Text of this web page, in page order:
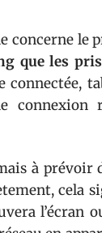
concerne le
que les
connexion
à prévoir
cela
l’écran